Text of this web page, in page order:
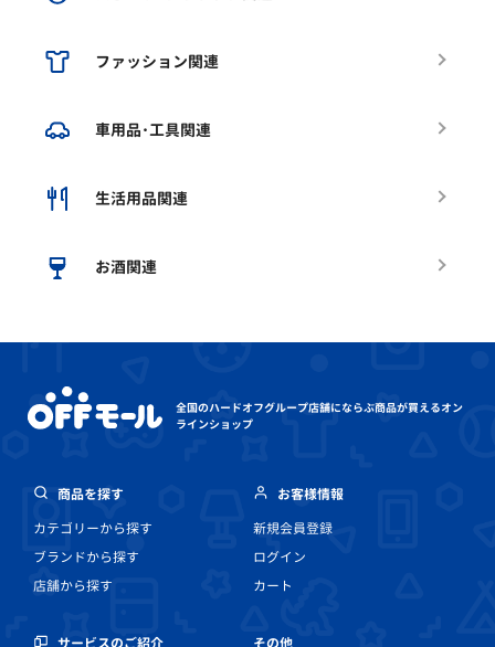
ファッション関連
車用品･工具関連
生活用品関連
お酒関連
全国のハードオフグループ店舗にならぶ商品が買えるオン
ラインショップ
商品を探す
カテゴリーから探す
ブランドから探す
店舗から探す
お客様情報
新規会員登録
ログイン
カート
その他